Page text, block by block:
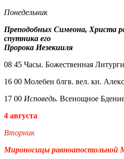
Понедельник
Преподобных Симеона, Христа
спутника его
Пророка Иезекииля
08 45 Часы. Божественная
16 00 Молебен блгв. вел. кн.
17 00 Исповедь. Всенощное
4 августа
Вторник
Мироносицы равноапостольной